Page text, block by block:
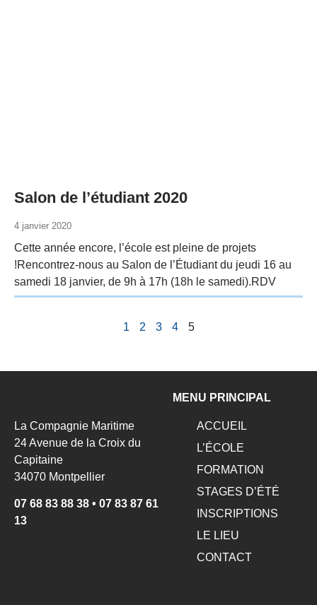
Salon de l’étudiant 2020
4 janvier 2020
Cette année encore, l’école est pleine de projets
!Rencontrez-nous au Salon de l’Étudiant du jeudi 16 au
samedi 18 janvier, de 9h à 17h (18h le samedi).RDV
1 2 3 4 5
La Compagnie Maritime
24 Avenue de la Croix du
Capitaine
34070 Montpellier
07 68 83 88 38 • 07 83 87 61
13
MENU PRINCIPAL
ACCUEIL
L’ÉCOLE
FORMATION
STAGES D’ÉTÉ
INSCRIPTIONS
LE LIEU
CONTACT